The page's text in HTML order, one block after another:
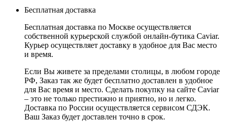
Бесплатная доставка
Бесплатная доставка по Москве осуществляется
собственной курьерской службой онлайн-бутика Caviar.
Курьер осуществляет доставку в удобное для Вас место
и время.
Если Вы живете за пределами столицы, в любом городе
РФ, Заказ так же будет бесплатно доставлен в удобное
для Вас время и место. Сделать покупку на сайте Caviar
– это не только престижно и приятно, но и легко.
Доставка по России осуществляется сервисом СДЭК.
Ваш Заказ будет доставлен точно в срок.